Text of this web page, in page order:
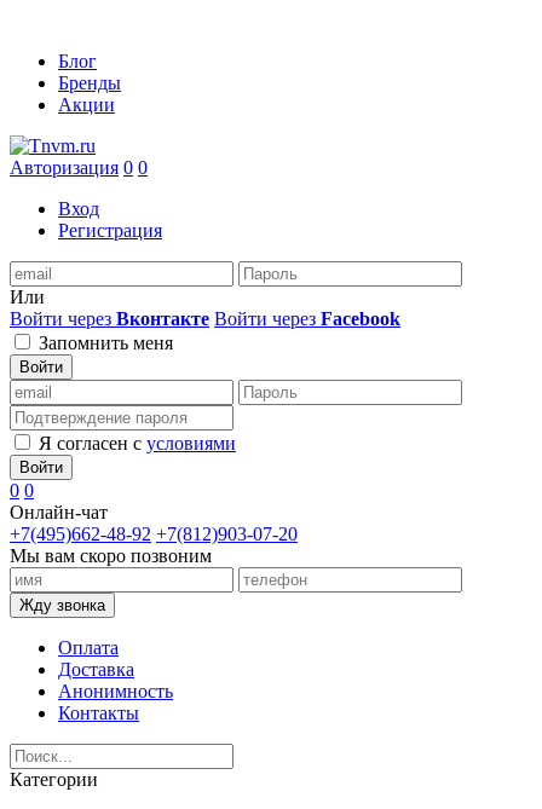
Блог
Бренды
Акции
Авторизация 0 0
Вход
Регистрация
Или
Войти через Вконтакте Войти через Facebook
Запомнить меня
Войти
Я согласен с условиями
Войти
0 0
Онлайн-чат
+7(495)662-48-92 +7(812)903-07-20
Мы вам скоро позвоним
Жду звонка
Оплата
Доставка
Анонимность
Контакты
Категории